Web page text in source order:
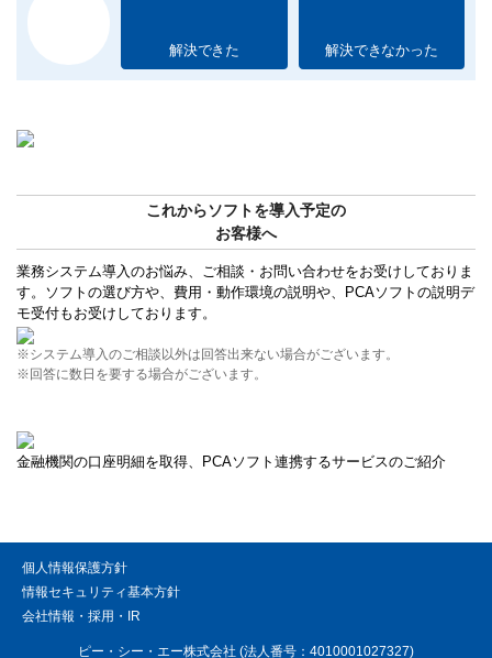
解決できた 解決できなかった
これからソフトを導入予定の
お客様へ
業務システム導入のお悩み、ご相談・お問い合わせをお受けしておりま
す。ソフトの選び方や、費用・動作環境の説明や、PCAソフトの説明デ
モ受付もお受けしております。
※システム導入のご相談以外は回答出来ない場合がございます。
※回答に数日を要する場合がございます。
金融機関の口座明細を取得、PCAソフト連携するサービスのご紹介
個人情報保護方針
情報セキュリティ基本方針
会社情報・採用・IR
ピー・シー・エー株式会社 (法人番号：4010001027327)